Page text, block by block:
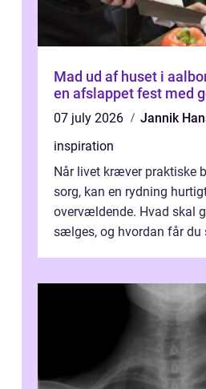
Mad ud af huset i
en afslappet fest med
07 july 2026
Jannik
inspiration
Når livet kræver praktiske
sorg, kan en rydning
overvældende. Hvad skal
sælges, og hvordan får du